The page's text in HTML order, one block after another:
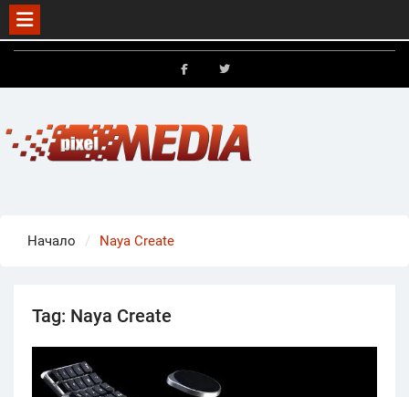
Skip
Начало Naya Create
Tag: Naya Create